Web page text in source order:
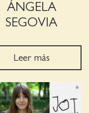
ÁNGELA
SEGOVIA
Leer más